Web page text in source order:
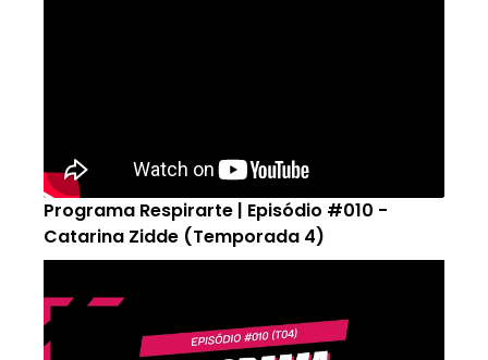
Programa Respirarte | Episódio #010 -
Catarina Zidde (Temporada 4)